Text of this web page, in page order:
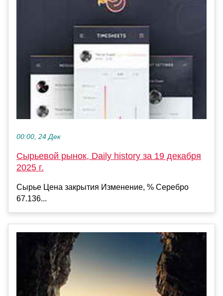
00:00, 24 Дек
Сырьевой рынок, Daily history за 19 декабря
2025 г.
Сырье Цена закрытия Изменение, % Серебро
67.136...